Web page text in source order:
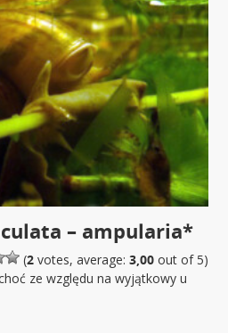
– ampularia*
(2votes, average: 3,00out of 5)
ze względu na wyjątkowy u